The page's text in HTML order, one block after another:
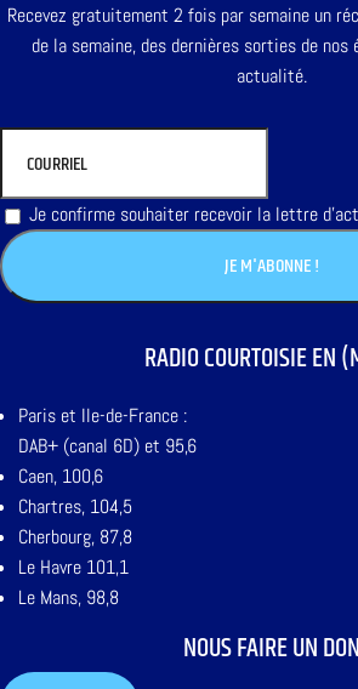
Recevez gratuitement 2 fois par semaine un
de la semaine, des dernières sorties de
actualité.
Je confirme souhaiter recevoir la lettre
RADIO COURTOISIE EN
Paris et Ile-de-France :
DAB+ (canal 6D) et 95,6
Caen, 100,6
Chartres, 104,5
Cherbourg, 87,8
Le Havre 101,1
Le Mans, 98,8
NOUS FAIRE UN DON